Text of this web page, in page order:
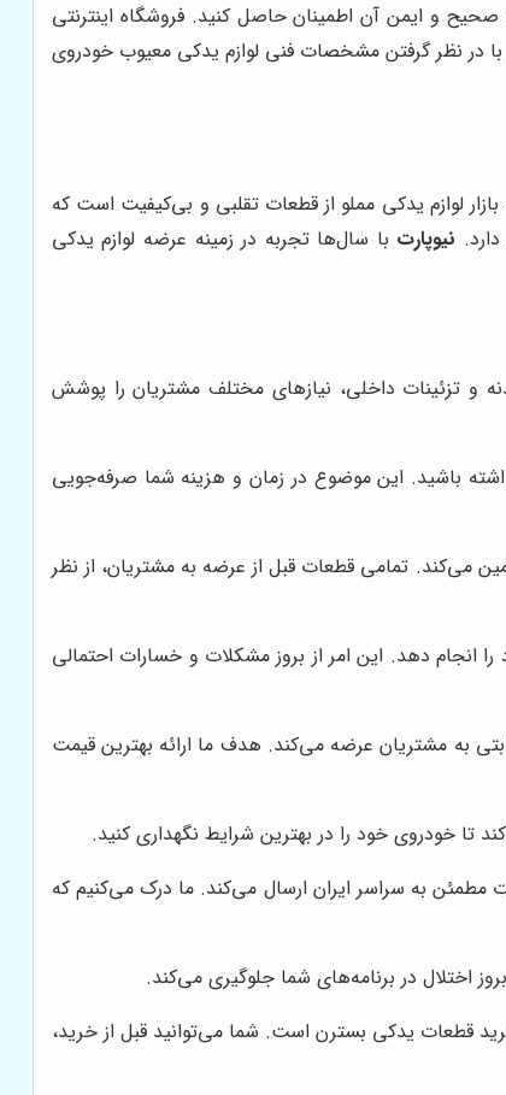
و ایمن آن اطمینان حاصل کنید. فروشگاه اینترنتی
با در نظر گرفتن مشخصات فنی لوازم یدکی معیوب خودروی
لوازم یدکی مملو از قطعات تقلبی و بی‌کیفیت است که
نیوپارت با سال‌ها تجربه در زمینه عرضه لوازم یدکی
و تزئینات داخلی، نیازهای مختلف مشتریان را پوشش
باشید. این موضوع در زمان و هزینه شما صرفه‌جویی
می‌کند. تمامی قطعات قبل از عرضه به مشتریان، از نظر
دهد. این امر از بروز مشکلات و خسارات احتمالی
به مشتریان عرضه می‌کند. هدف ما ارائه بهترین قیمت
تا خودروی خود را در بهترین شرایط نگهداری کنید.
به سراسر ایران ارسال می‌کند. ما درک می‌کنیم که
اختلال در برنامه‌های شما جلوگیری می‌کند.
قطعات یدکی بسترن است. شما می‌توانید قبل از خرید،